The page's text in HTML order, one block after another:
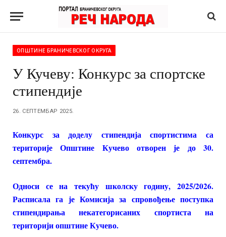
ОПШТИНЕ БРАНИЧЕВСКОГ ОКРУГА
У Кучеву: Конкурс за спортске
стипендије
26. СЕПТЕМБАР 2025.
Конкурс за доделу стипендија спортистима са
територије Општине Кучево отворен је до 30.
септембра.
Односи се на текућу школску годину, 2025/2026.
Расписала га је Комисија за спровођење поступка
стипендирања некатегорисаних спортиста на
територији општине Кучево.